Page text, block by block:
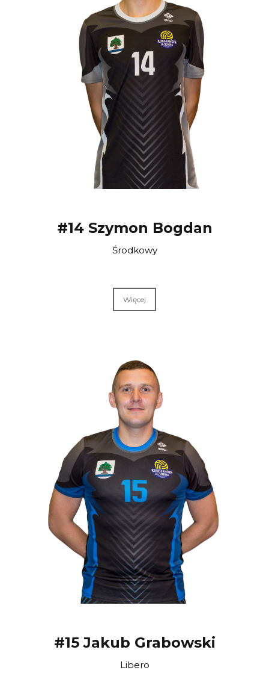
#14 Szymon Bogdan
Środkowy
Więcej
#15 Jakub Grabowski
Libero